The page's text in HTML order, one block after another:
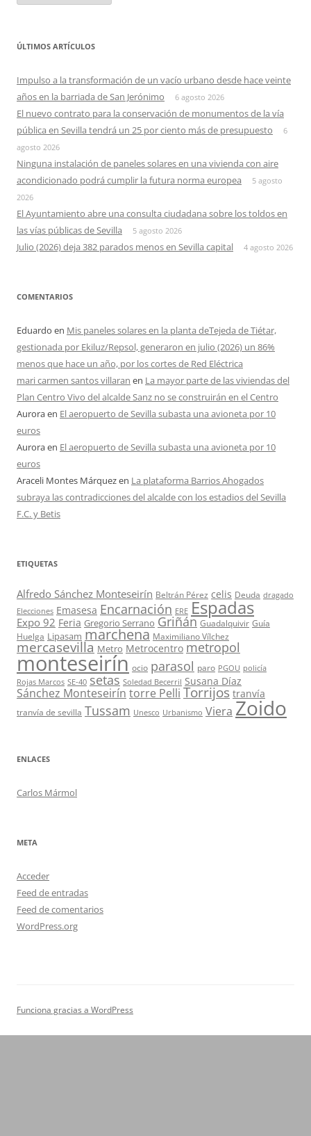
ÚLTIMOS ARTÍCULOS
Impulso a la transformación de un vacío urbano desde hace veinte
años en la barriada de San Jerónimo
6 agosto 2026
El nuevo contrato para la conservación de monumentos de la vía
pública en Sevilla tendrá un 25 por ciento más de presupuesto
6
agosto 2026
Ninguna instalación de paneles solares en una vivienda con aire
acondicionado podrá cumplir la futura norma europea
5 agosto
2026
El Ayuntamiento abre una consulta ciudadana sobre los toldos en
las vías públicas de Sevilla
5 agosto 2026
Julio (2026) deja 382 parados menos en Sevilla capital 4 agosto 2026
COMENTARIOS
Eduardo en Mis paneles solares en la planta deTejeda de Tiétar,
gestionada por Ekiluz/Repsol, generaron en julio (2026) un 86%
menos que hace un año, por los cortes de Red Eléctrica
mari carmen santos villaran en La mayor parte de las viviendas del
Plan Centro Vivo del alcalde Sanz no se construirán en el Centro
Auroraen El aeropuerto de Sevilla subasta una avioneta por 10
euros
Auroraen El aeropuerto de Sevilla subasta una avioneta por 10
euros
Araceli Montes Márquezen La plataforma Barrios Ahogados
subraya las contradicciones del alcalde con los estadios del Sevilla
F.C. y Betis
ETIQUETAS
Alfredo Sánchez Monteseirín Beltrán Pérez celis Deuda dragado
Elecciones Emasesa Encarnación ERE Espadas
Expo 92 Feria Gregorio Serrano Griñán Guadalquivir Guía
Huelga Lipasam marchena Maximiliano Vílchez
mercasevilla Metro Metrocentro metropol
monteseirín ocio parasol paro PGOU policía
Rojas Marcos SE-40 setas Soledad Becerril Susana Díaz
Sánchez Monteseirín torre Pelli Torrijos tranvía
tranvía de sevilla Tussam Unesco Urbanismo Viera Zoido
ENLACES
Carlos Mármol
META
Acceder
Feed de entradas
Feed de comentarios
WordPress.org
Funciona gracias a WordPress